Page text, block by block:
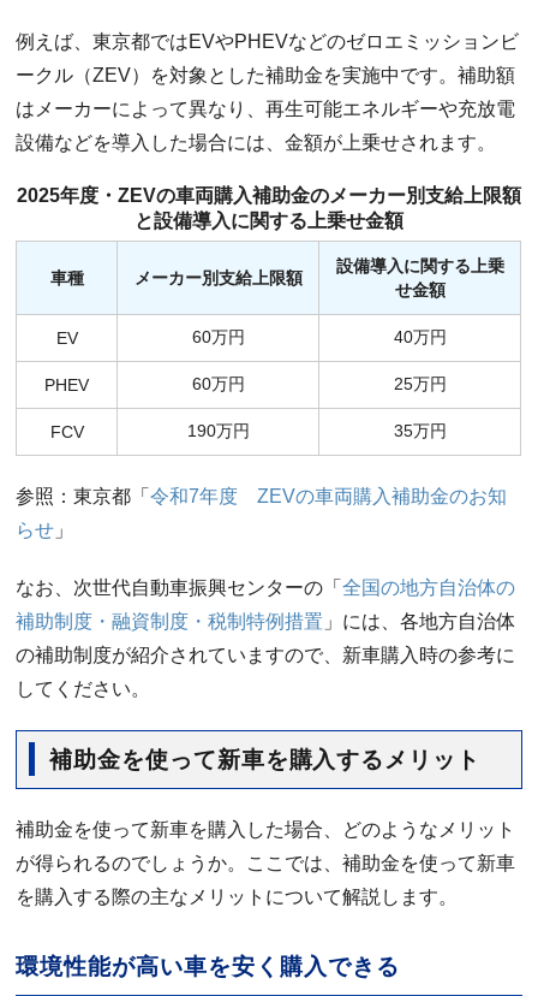
例えば、東京都ではEVやPHEVなどのゼロエミッションビ
ークル（ZEV）を対象とした補助金を実施中です。補助額
はメーカーによって異なり、再生可能エネルギーや充放電
設備などを導入した場合には、金額が上乗せされます。
2025年度・ZEVの車両購入補助金のメーカー別支給上限額
と設備導入に関する上乗せ金額
車種 メーカー別支給上限額
設備導入に関する上乗
せ金額
EV 60万円 40万円
PHEV 60万円 25万円
FCV 190万円 35万円
参照：東京都「令和7年度 ZEVの車両購入補助金のお知
らせ 」
なお、次世代自動車振興センターの「全国の地方自治体の
補助制度・融資制度・税制特例措置 」には、各地方自治体
の補助制度が紹介されていますので、新車購入時の参考に
してください。
補助金を使って新車を購入するメリット
補助金を使って新車を購入した場合、どのようなメリット
が得られるのでしょうか。ここでは、補助金を使って新車
を購入する際の主なメリットについて解説します。
環境性能が高い車を安く購入できる